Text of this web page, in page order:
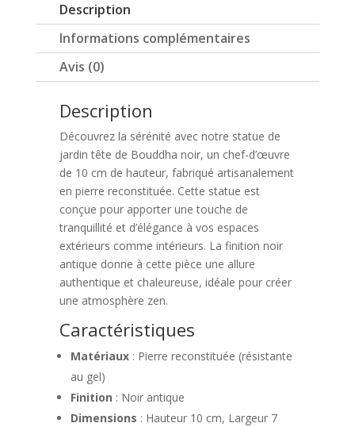
Description
Informations complémentaires
Avis (0)
Description
Découvrez la sérénité avec notre statue de
jardin tête de Bouddha noir, un chef-d’œuvre
de 10 cm de hauteur, fabriqué artisanalement
en pierre reconstituée. Cette statue est
conçue pour apporter une touche de
tranquillité et d’élégance à vos espaces
extérieurs comme intérieurs. La finition noir
antique donne à cette pièce une allure
authentique et chaleureuse, idéale pour créer
une atmosphère zen.
Caractéristiques
Matériaux: Pierre reconstituée (résistante
au gel)
Finition : Noir antique
Dimensions : Hauteur 10 cm, Largeur 7